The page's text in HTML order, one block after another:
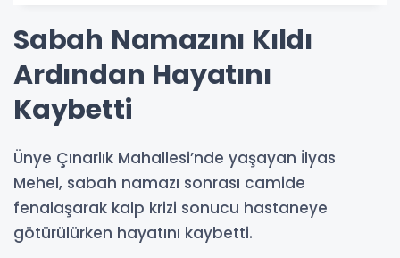
Sabah Namazını Kıldı
Ardından Hayatını
Kaybetti
Ünye Çınarlık Mahallesi’nde yaşayan İlyas
Mehel, sabah namazı sonrası camide
fenalaşarak kalp krizi sonucu hastaneye
götürülürken hayatını kaybetti.